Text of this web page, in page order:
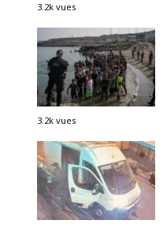
3.2k vues
3.2k vues